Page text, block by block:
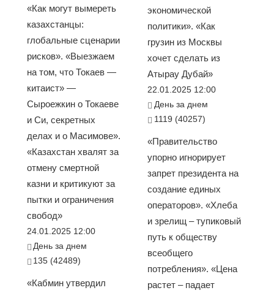
«Как могут вымереть
казахстанцы:
глобальные сценарии
рисков». «Выезжаем
на том, что Токаев —
китаист» —
Сыроежкин о Токаеве
и Си, секретных
делах и о Масимове».
«Казахстан хвалят за
отмену смертной
казни и критикуют за
пытки и ограничения
свобод»
24.01.2025 12:00
День за днем
135 (42489)
«Кабмин утвердил
экономической
политики». «Как
грузин из Москвы
хочет сделать из
Атырау Дубай»
22.01.2025 12:00
День за днем
1119 (40257)
«Правительство
упорно игнорирует
запрет президента на
создание единых
операторов». «Хлеба
и зрелищ – тупиковый
путь к обществу
всеобщего
потребления». «Цена
растет – падает